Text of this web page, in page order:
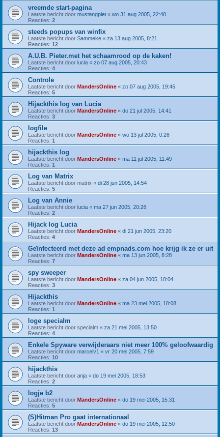
vreemde start-pagina
Laatste bericht door mustangpiet « wo 31 aug 2005, 22:48
Reacties: 2
steeds popups van winfix
Laatste bericht door Sammeke « za 13 aug 2005, 8:21
Reacties: 12
A.U.B. Pieter.met het schaamrood op de kaken!
Laatste bericht door lucia « zo 07 aug 2005, 20:43
Reacties: 4
Controle
Laatste bericht door MandersOnline « zo 07 aug 2005, 19:45
Reacties: 5
Hijackthis log van Lucia
Laatste bericht door MandersOnline « do 21 jul 2005, 14:41
Reacties: 3
logfile
Laatste bericht door MandersOnline « wo 13 jul 2005, 0:26
Reacties: 1
hijackthis log
Laatste bericht door MandersOnline « ma 11 jul 2005, 11:49
Reacties: 1
Log van Matrix
Laatste bericht door matrix « di 28 jun 2005, 14:54
Reacties: 5
Log van Annie
Laatste bericht door lucia « ma 27 jun 2005, 20:26
Reacties: 2
Hijack log Lucia
Laatste bericht door MandersOnline « di 21 jun 2005, 23:20
Reacties: 4
Geïnfecteerd met deze ad empnads.com hoe krijg ik ze er uit
Laatste bericht door MandersOnline « ma 13 jun 2005, 8:28
Reacties: 7
spy sweeper
Laatste bericht door MandersOnline « za 04 jun 2005, 10:04
Reacties: 3
Hijackthis
Laatste bericht door MandersOnline « ma 23 mei 2005, 18:08
Reacties: 1
loge specialm
Laatste bericht door specialm « za 21 mei 2005, 13:50
Reacties: 4
Enkele Spyware verwijderaars niet meer 100% geloofwaardig
Laatste bericht door marcelv1 « vr 20 mei 2005, 7:59
Reacties: 10
hijackthis
Laatste bericht door anja « do 19 mei 2005, 18:53
Reacties: 2
logje b2
Laatste bericht door MandersOnline « do 19 mei 2005, 15:31
Reacties: 5
(S)Hitman Pro gaat internationaal
Laatste bericht door MandersOnline « do 19 mei 2005, 12:50
Reacties: 13